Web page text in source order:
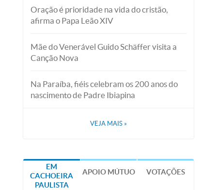
Oração é prioridade na vida do cristão,
afirma o Papa Leão XIV
Mãe do Venerável Guido Schäffer visita a
Canção Nova
Na Paraíba, fiéis celebram os 200 anos do
nascimento de Padre Ibiapina
VEJA MAIS »
EM
CACHOEIRA
PAULISTA
APOIO MÚTUO VOTAÇÕES